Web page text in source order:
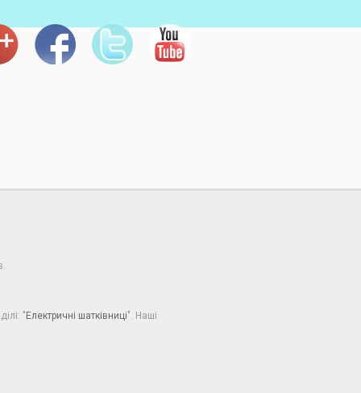
" Електричні шатківниці". Наші